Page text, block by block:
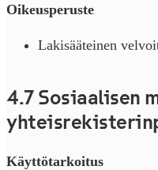
Oikeusperuste
Lakisääteinen
4.7 Sosiaalisen
Käyttötarkoitus